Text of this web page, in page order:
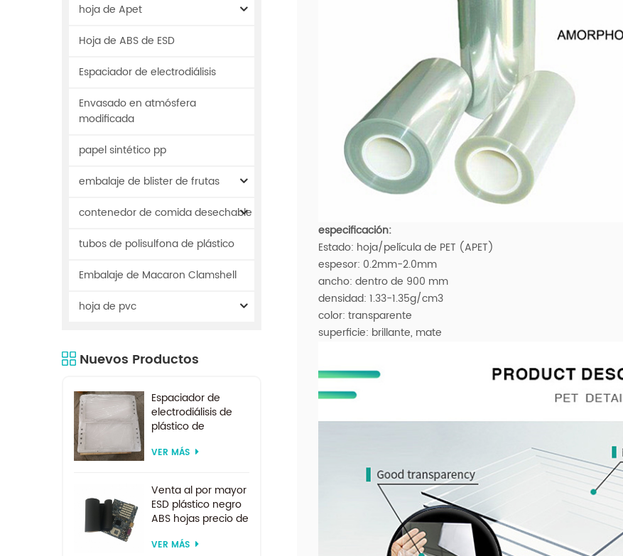
especificación:
Estado: hoja/película de PET (APET)
espesor: 0.2mm-2.0mm
ancho: dentro de 900 mm
densidad: 1.33-1.35g/cm3
color: transparente
superficie: brillante, mate
hoja de Apet
Hoja de ABS de ESD
Espaciador de electrodiálisis
Envasado en atmósfera
modificada
papel sintético pp
embalaje de blister de frutas
contenedor de comida desechable
tubos de polisulfona de plástico
Embalaje de Macaron Clamshell
hoja de pvc
Nuevos Productos
Espaciador de
electrodiálisis de
plástico de
fábrica por encargo
electrodiálisis
VER MÁS
Venta al por mayor
ESD plástico negro
ABS hojas precio de
termoformado
VER MÁS